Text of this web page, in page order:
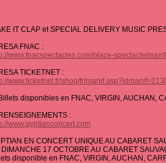
IT CLAP et SPECIAL DELIVERY MUSIC
FNAC :
www.fnacspectacles.com/place-spectacle/
TICKETNET :
www.ticketnet.fr/shop/fr/
disponibles en FNAC, VIRGIN, AUCHAN,
:
www.gyptianconcert.com
EN CONCERT UNIQUE AU CABARET
DIMANCHE 17 OCTOBRE AU CABARET
disponible en FNAC, VIRGIN, AUCHAN,